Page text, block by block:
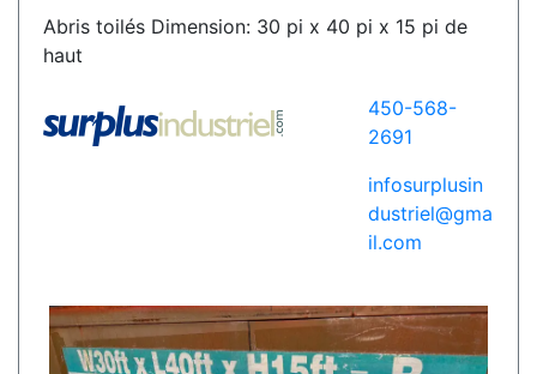
Abris toilés Dimension: 30 pi x 40 pi x 15 pi de
haut
450-568-
2691
infosurplusin
dustriel@gma
il.com